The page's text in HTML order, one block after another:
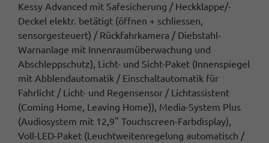
Kessy Advanced mit Safesicherung / Heckklappe/-
Deckel elektr. betätigt (öffnen + schliessen,
sensorgesteuert) / Rückfahrkamera / Diebstahl-
Warnanlage mit Innenraumüberwachung und
Abschleppschutz), Licht- und Sicht-Paket (Innenspiegel
mit Abblendautomatik / Einschaltautomatik für
Fahrlicht / Licht- und Regensensor / Lichtassistent
(Coming Home, Leaving Home)), Media-System Plus
(Audiosystem mit 12,9" Touchscreen-Farbdisplay),
Voll-LED-Paket (Leuchtweitenregelung automatisch /